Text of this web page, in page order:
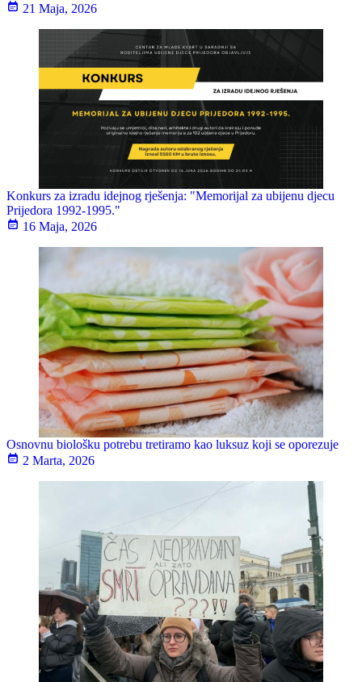
21 Maja, 2026
Konkurs za izradu idejnog rješenja: "Memorijal za ubijenu djecu
Prijedora 1992-1995."
16 Maja, 2026
Osnovnu biološku potrebu tretiramo kao luksuz koji se oporezuje
2 Marta, 2026